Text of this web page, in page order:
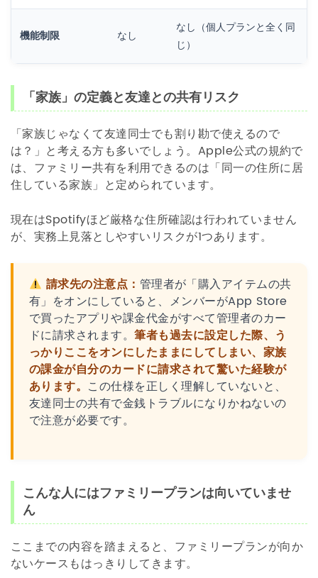
機能制限 なし
なし（個人プランと全く同
じ）
「家族」の定義と友達との共有リスク
「家族じゃなくて友達同士でも割り勘で使えるので
は？」と考える方も多いでしょう。Apple公式の規約で
は、ファミリー共有を利用できるのは「同一の住所に居
住している家族」と定められています。
現在はSpotifyほど厳格な住所確認は行われていません
が、実務上見落としやすいリスクが1つあります。
請求先の注意点： 管理者が「購入アイテムの共
有」をオンにしていると、メンバーがApp Store
で買ったアプリや課金代金がすべて管理者のカー
ドに請求されます。筆者も過去に設定した際、う
っかりここをオンにしたままにしてしまい、家族
の課金が自分のカードに請求されて驚いた経験が
あります。 この仕様を正しく理解していないと、
友達同士の共有で金銭トラブルになりかねないの
で注意が必要です。
こんな人にはファミリープランは向いていませ
ん
ここまでの内容を踏まえると、ファミリープランが向か
ないケースもはっきりしてきます。